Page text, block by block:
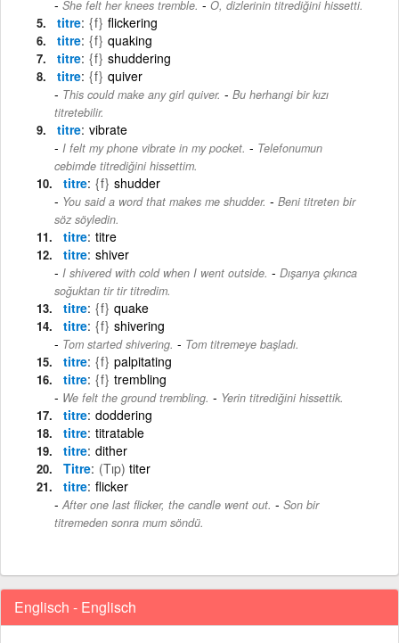
She felt her knees tremble. - O, dizlerinin titrediğini hissetti.
titre {f} flickering
titre {f} quaking
titre {f} shuddering
titre {f} quiver
This could make any girl quiver. - Bu herhangi bir kızı
titretebilir.
titre vibrate
I felt my phone vibrate in my pocket. - Telefonumun
cebimde titrediğini hissettim.
titre {f} shudder
You said a word that makes me shudder. - Beni titreten bir
söz söyledin.
titre titre
titre shiver
I shivered with cold when I went outside. - Dışarıya çıkınca
soğuktan tir tir titredim.
titre {f} quake
titre {f} shivering
Tom started shivering. - Tom titremeye başladı.
titre {f} palpitating
titre {f} trembling
We felt the ground trembling. - Yerin titrediğini hissettik.
titre doddering
titre titratable
titre dither
Titre (Tıp) titer
titre flicker
After one last flicker, the candle went out. - Son bir
titremeden sonra mum söndü.
Englisch - Englisch